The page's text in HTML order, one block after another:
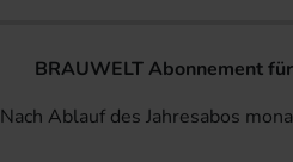
BRAUWELT Abonnement
Nach Ablauf des Jahresabos